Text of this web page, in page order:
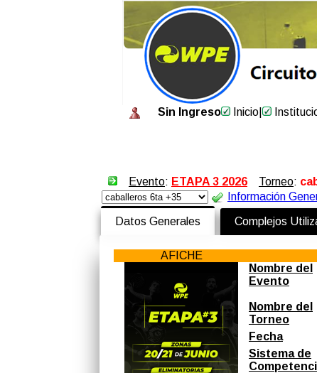
Sin Ingreso Inicio
Evento: ETAPA 3 2026 Torneo:
Información
Datos Generales Complejos
AFICHE
Nombre del
Evento
Nombre del
Torneo
Fecha
Sistema de